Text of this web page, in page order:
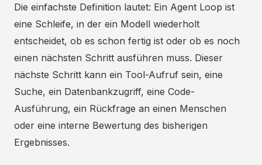
Die einfachste Definition lautet: Ein Agent Loop ist
eine Schleife, in der ein Modell wiederholt
entscheidet, ob es schon fertig ist oder ob es noch
einen nächsten Schritt ausführen muss. Dieser
nächste Schritt kann ein Tool-Aufruf sein, eine
Suche, ein Datenbankzugriff, eine Code-
Ausführung, ein Rückfrage an einen Menschen
oder eine interne Bewertung des bisherigen
Ergebnisses.